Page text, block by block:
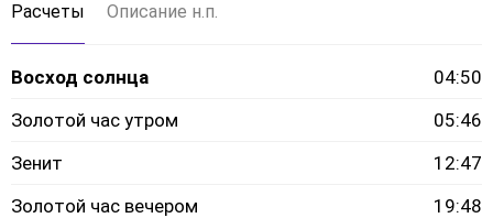
Расчеты Описание н.п.
Восход солнца
04:50
Золотой час утром
05:46
Зенит
12:47
Золотой час вечером
19:48